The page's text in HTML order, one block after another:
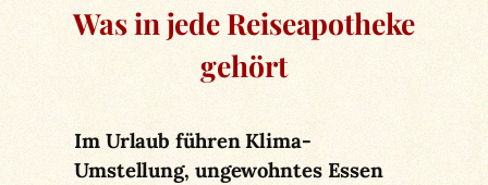
Was in jede Reiseapotheke
gehört
Im Urlaub führen Klima-
Umstellung, ungewohntes Essen